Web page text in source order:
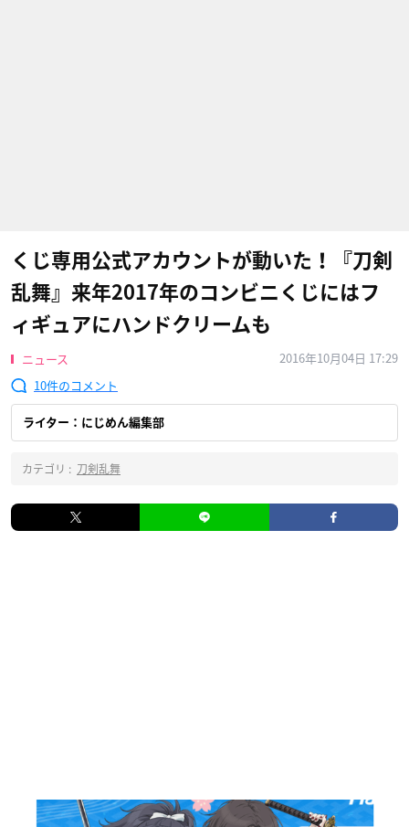
くじ専用公式アカウントが動いた！『刀剣
乱舞』来年2017年のコンビニくじにはフ
ィギュアにハンドクリームも
ニュース
2016年10月04日 17:29
10
ライター：にじめん編集部
カテゴリ : 刀剣乱舞